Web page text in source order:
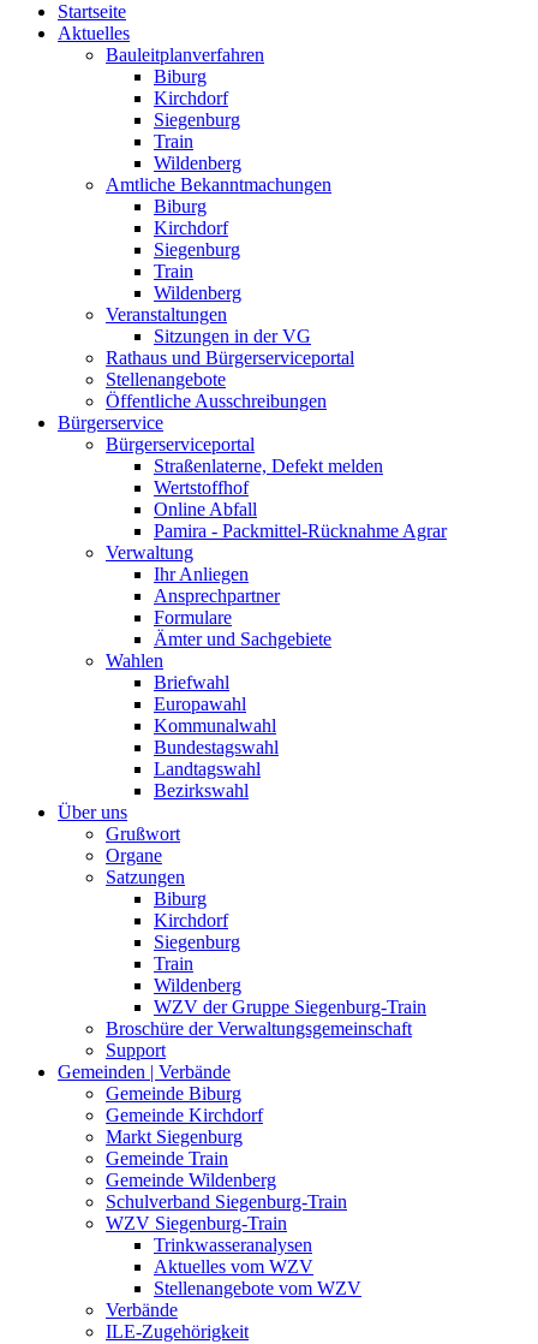
Startseite
Aktuelles
Bauleitplanverfahren
Biburg
Kirchdorf
Siegenburg
Train
Wildenberg
Amtliche Bekanntmachungen
Biburg
Kirchdorf
Siegenburg
Train
Wildenberg
Veranstaltungen
Sitzungen in der VG
Rathaus und Bürgerserviceportal
Stellenangebote
Öffentliche Ausschreibungen
Bürgerservice
Bürgerserviceportal
Straßenlaterne, Defekt melden
Wertstoffhof
Online Abfall
Pamira - Packmittel-Rücknahme Agrar
Verwaltung
Ihr Anliegen
Ansprechpartner
Formulare
Ämter und Sachgebiete
Wahlen
Briefwahl
Europawahl
Kommunalwahl
Bundestagswahl
Landtagswahl
Bezirkswahl
Über uns
Grußwort
Organe
Satzungen
Biburg
Kirchdorf
Siegenburg
Train
Wildenberg
WZV der Gruppe Siegenburg-Train
Broschüre der Verwaltungsgemeinschaft
Support
Gemeinden | Verbände
Gemeinde Biburg
Gemeinde Kirchdorf
Markt Siegenburg
Gemeinde Train
Gemeinde Wildenberg
Schulverband Siegenburg-Train
WZV Siegenburg-Train
Trinkwasseranalysen
Aktuelles vom WZV
Stellenangebote vom WZV
Verbände
ILE-Zugehörigkeit